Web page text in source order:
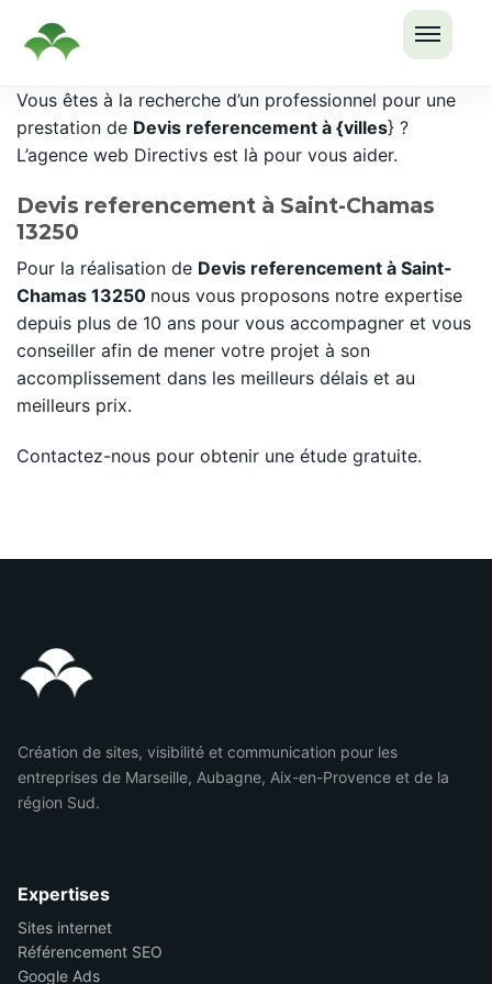
LE
Passer
au
contenu
Vous êtes à la recherche d’un professionnel pour une
prestation de Devis referencement à {villes} ?
L’agence web Directivs est là pour vous aider.
Devis referencement à Saint-Chamas
13250
Pour la réalisation de Devis referencement à Saint-
Chamas 13250 nous vous proposons notre expertise
depuis plus de 10 ans pour vous accompagner et vous
conseiller afin de mener votre projet à son
accomplissement dans les meilleurs délais et au
meilleurs prix.
Contactez-nous pour obtenir une étude gratuite.
Création de sites, visibilité et communication pour les
entreprises de Marseille, Aubagne, Aix-en-Provence et de la
région Sud.
Expertises
Sites internet
Référencement SEO
Google Ads